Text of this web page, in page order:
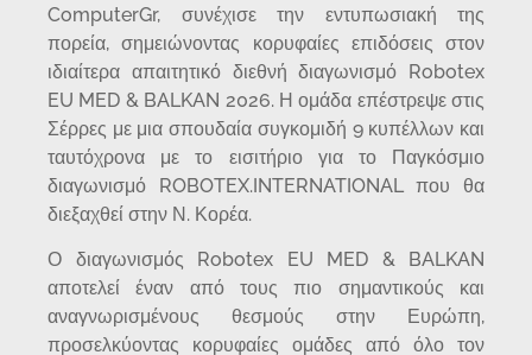
ComputerGr, συνέχισε την εντυπωσιακή της
πορεία, σημειώνοντας κορυφαίες επιδόσεις στον
ιδιαίτερα απαιτητικό διεθνή διαγωνισμό Robotex
EU MED & BALKAN 2026. Η ομάδα επέστρεψε στις
Σέρρες με μια σπουδαία συγκομιδή 9 κυπέλλων και
ταυτόχρονα με το εισιτήριο για το Παγκόσμιο
διαγωνισμό ROBOTEX.INTERNATIONAL που θα
διεξαχθεί στην Ν. Κορέα.
Ο διαγωνισμός Robotex EU MED & BALKAN
αποτελεί έναν από τους πιο σημαντικούς και
αναγνωρισμένους θεσμούς στην Ευρώπη,
προσελκύοντας κορυφαίες ομάδες από όλο τον